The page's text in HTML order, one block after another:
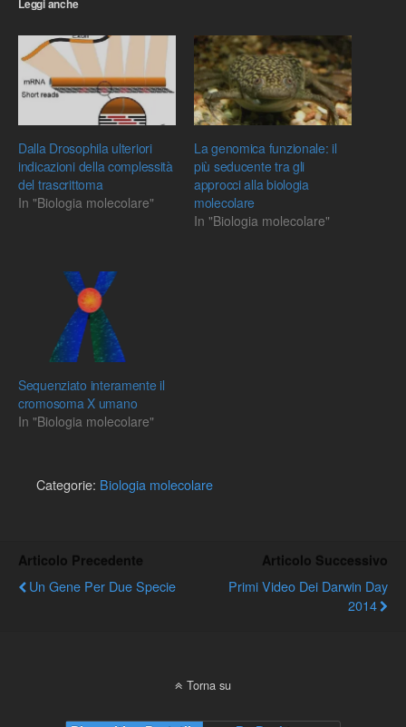
Leggi anche
Dalla Drosophila ulteriori
indicazioni della complessità
del trascrittoma
In "Biologia molecolare"
La genomica funzionale: il
più seducente tra gli
approcci alla biologia
molecolare
In "Biologia molecolare"
Sequenziato interamente il
cromosoma X umano
In "Biologia molecolare"
Categorie: Biologia molecolare
Articolo Precedente
Un Gene Per Due Specie
Articolo Successivo
Primi Video Dei Darwin Day
2014
Torna su